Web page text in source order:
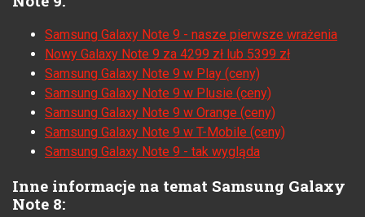
Samsung Galaxy Note 9 - nasze pierwsze wrażenia
Nowy Galaxy Note 9 za 4299 zł lub 5399 zł
Samsung Galaxy Note 9 w Play (ceny)
Samsung Galaxy Note 9 w Plusie (ceny)
Samsung Galaxy Note 9 w Orange (ceny)
Samsung Galaxy Note 9 w T-Mobile (ceny)
Samsung Galaxy Note 9 - tak wygląda
Inne informacje na temat Samsung Galaxy
Note 8: